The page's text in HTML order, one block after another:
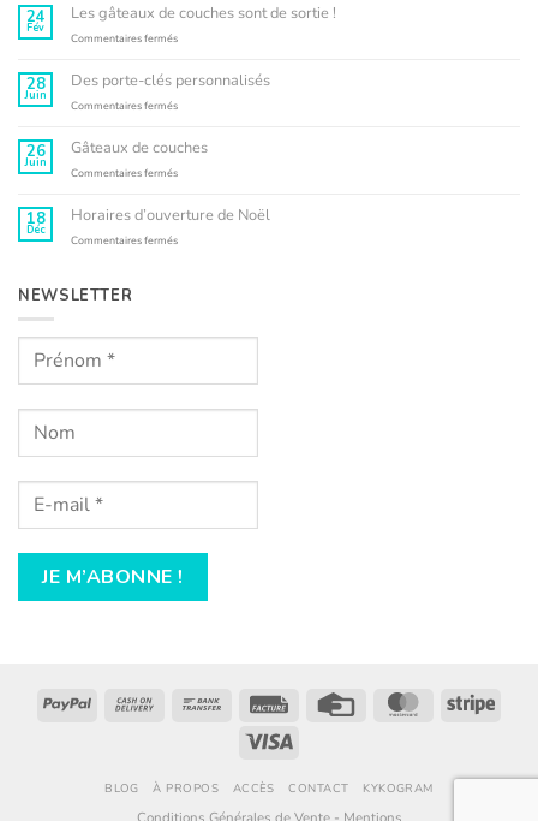
L’Atelier
Kyko
s’engage
24
Fév
Les gâteaux de couches sont de sortie !
Commentaires ferméssur
de
couches
sortie
!
28
Juin
Des porte-clés personnalisés
Commentaires ferméssur
clés
personnalisés
26
Juin
Gâteaux de couches
Commentaires ferméssur
couches
18
Déc
Horaires d’ouverture de Noël
Commentaires ferméssur
NEWSLETTER
PayPal
Cash
Bank
Facture
Credit
MasterCardStripe
BLOG À PROPOS ACCÈS CONTACT KYKOGRAM
Conditions Générales de Vente- Mentions